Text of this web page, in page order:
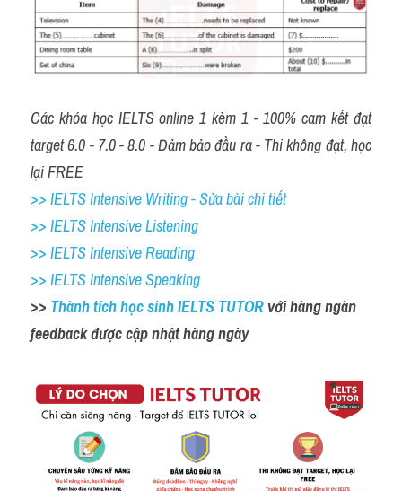
Các khóa học IELTS online 1 kèm 1 - 100% cam kết đạt
target 6.0 - 7.0 - 8.0 - Đảm bảo đầu ra - Thi không đạt, học
lại FREE
>> IELTS Intensive Writing - Sửa bài chi tiết
>> IELTS Intensive Listening
>> IELTS Intensive Reading
>> IELTS Intensive Speaking
>> Thành tích học sinh IELTS TUTOR với hàng ngàn
feedback được cập nhật hàng ngày